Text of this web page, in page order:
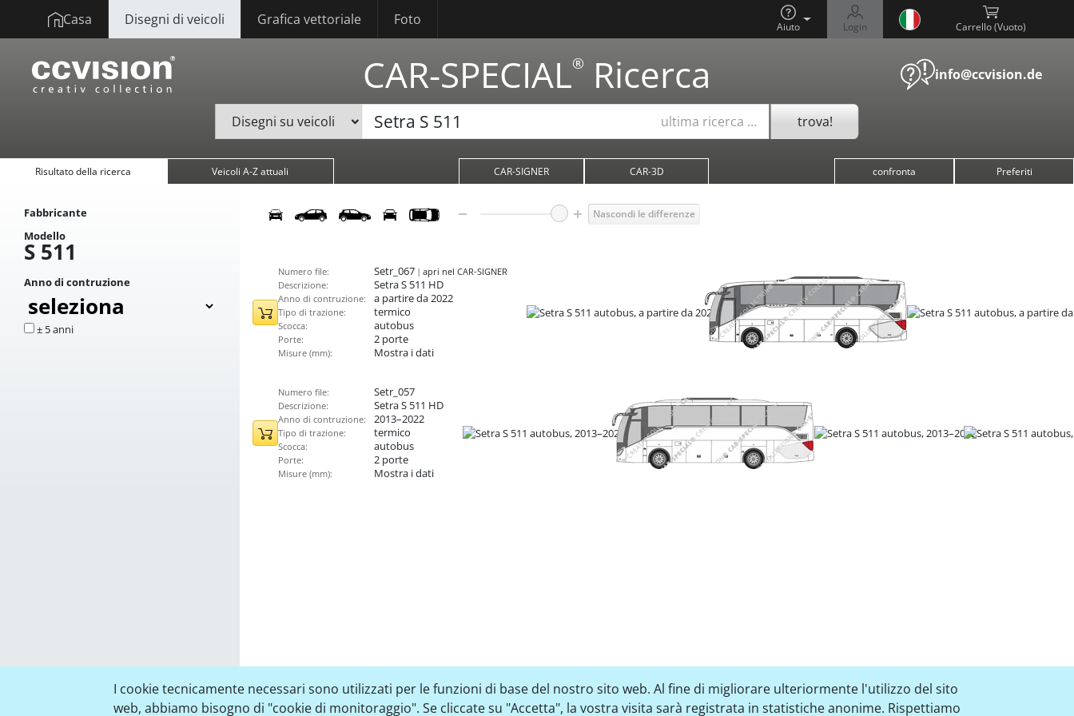
I cookie tecnicamente necessari sono utilizzati per le funzioni di base del nostro sito web. Al fine di migliorare ulteriormente l'utilizzo del sito
web, abbiamo bisogno di "cookie di monitoraggio". Se cliccate su "Accetta", la vostra visita sarà registrata in statistiche anonime. Rispettiamo
Casa Disegni di veicoli Grafica vettoriale Foto Aiuto Login Carrello ( )
CAR-SPECIAL® Ricerca info@ccvision.de
ultima ricerca … trova!
Risultato della ricerca Veicoli A-Z attuali CAR-SIGNER CAR-3D confronta Preferiti
Fabbricante
Modello
S 511
Anno di contruzione
± 5 anni
Nascondi le differenze
Numero file: Setr_067
apri nel CAR-SIGNER
Descrizione:
Setra S 511 HD
Anno di contruzione: a partire da 2022
Tipo di trazione: termico
Scocca: autobus
Porte: 2 porte
Misure (mm): Mostra i dati
Numero file: Setr_057
Descrizione: Setra S 511 HD
Anno di contruzione: 2013–2022
Tipo di trazione: termico
Scocca: autobus
Porte: 2 porte
Misure (mm): Mostra i dati